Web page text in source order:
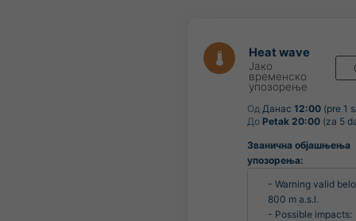
Heat wave
Јако
временско
упозорење
Од Данас 12:00 (pre 1
До Petak 20:00 (za 5
Званична објашњења
упозорења:
- Warning valid
800 m a.s.l.
- Possible impacts: